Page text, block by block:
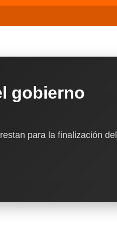
gobierno
para la finalización del